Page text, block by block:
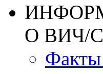
О ВИЧ/